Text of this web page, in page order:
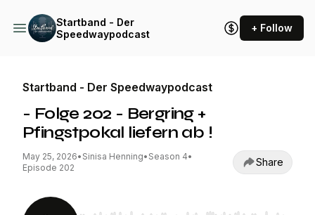
Startband - Der
Speedwaypodcast
+ Follow
Startband - Der Speedwaypodcast
- Folge 202 - Bergring +
Pfingstpokal liefern ab !
May 25, 2026• Sinisa Henning• Season 4•
Episode 202
Share